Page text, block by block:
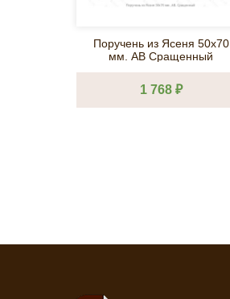
Поручень из Ясеня 50х70
мм. АВ Сращенный
1 768 ₽